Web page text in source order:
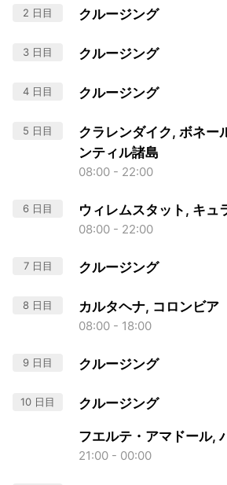
2 日目 クルージング
3 日目 クルージング
4 日目 クルージング
5 日目
クラレンダイク, ボネー
ンティル諸島
08:00 - 22:00
6 日目 ウィレムスタット, キュ
08:00 - 22:00
7 日目 クルージング
8 日目 カルタヘナ, コロンビア
08:00 - 18:00
9 日目 クルージング
10 日目 クルージング
フエルテ・アマドール,
21:00 - 00:00